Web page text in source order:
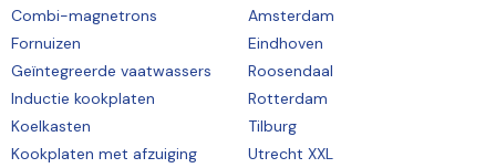
Combi-magnetrons
Fornuizen
Geïntegreerde vaatwassers
Inductie kookplaten
Koelkasten
Kookplaten met afzuiging
Amsterdam
Eindhoven
Roosendaal
Rotterdam
Tilburg
Utrecht XXL